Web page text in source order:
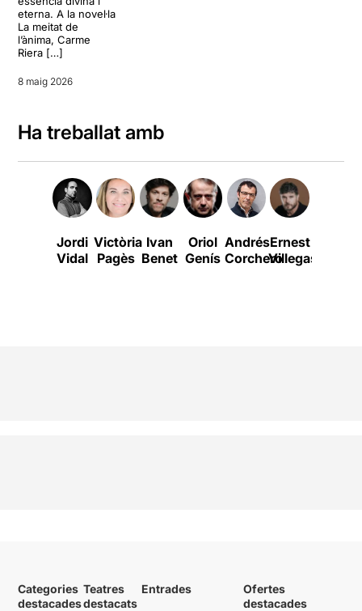
eterna. A la novel·la
La meitat de
l’ànima, Carme
Riera […]
8 maig 2026
Ha treballat amb
Jordi
Vidal
Victòria
Pagès
Ivan
Benet
Oriol
Genís
Andrés
Corchero
Ernest
Villegas
Categories
destacades
Teatres
destacats
Entrades
Ofertes
destacades